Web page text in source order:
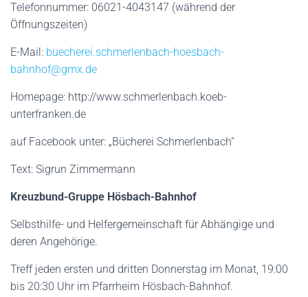
Telefonnummer: 06021-4043147 (während der
Öffnungszeiten)
E-Mail: buecherei.schmerlenbach-hoesbach-
bahnhof@gmx.de
Homepage: http://www.schmerlenbach.koeb-
unterfranken.de
auf Facebook unter: „Bücherei Schmerlenbach“
Text: Sigrun Zimmermann
Kreuzbund-Gruppe Hösbach-Bahnhof
Selbsthilfe- und Helfergemeinschaft für Abhängige und
deren Angehörige.
Treff jeden ersten und dritten Donnerstag im Monat, 19:00
bis 20:30 Uhr im Pfarrheim Hösbach-Bahnhof.